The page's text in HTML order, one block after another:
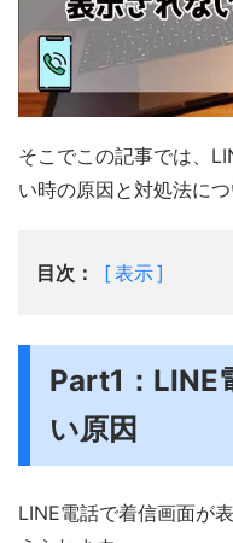
そこでこの記事では、
い時の原因と対処法に
目次： 表示
Part1：LINE
い原因
LINE電話で着信画面が